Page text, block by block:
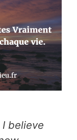
believe